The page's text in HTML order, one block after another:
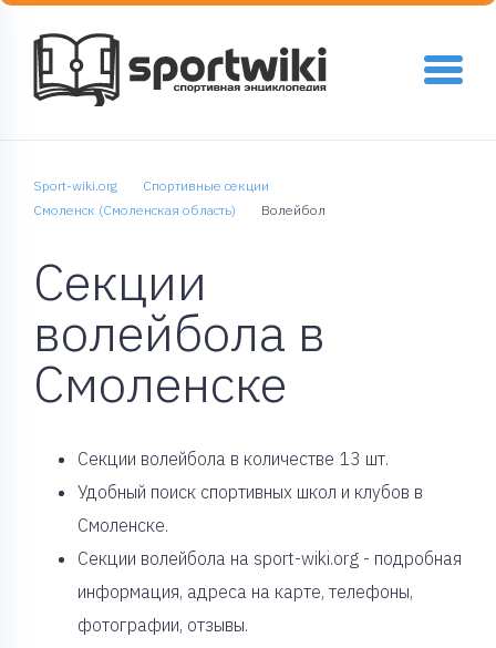
Sport-wiki.org
Спортивные секции
Смоленск (Смоленская область)
Волейбол
Секции
волейбола в
Смоленске
Cекции волейбола в количестве 13 шт.
Удобный поиск спортивных школ и клубов в
Смоленске.
Секции волейбола на sport-wiki.org - подробная
информация, адреса на карте, телефоны,
фотографии, отзывы.